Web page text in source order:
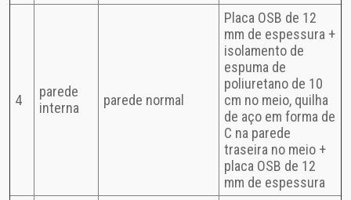
4
parede
interna
parede normal
Placa OSB de 12
mm de espessura +
isolamento de
espuma de
poliuretano de 10
cm no meio, quilha
de aço em forma de
C na parede
traseira no meio +
placa OSB de 12
mm de espessura